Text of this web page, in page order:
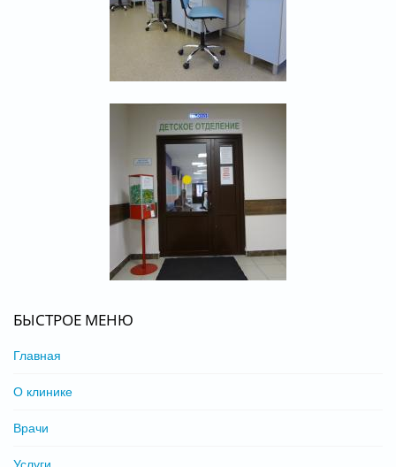
БЫСТРОЕ МЕНЮ
Главная
О клинике
Врачи